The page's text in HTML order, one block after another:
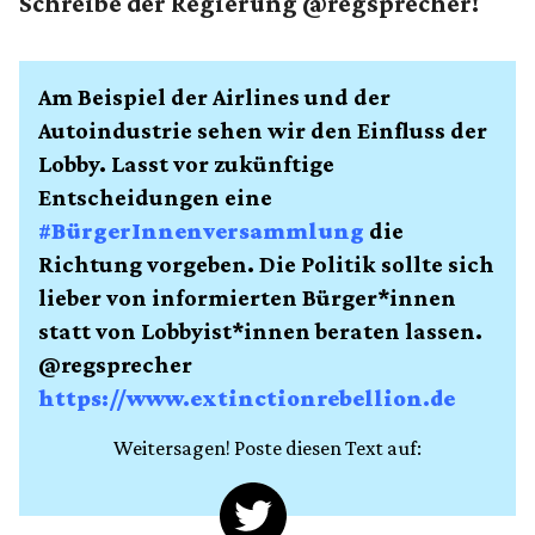
Am Beispiel der Airlines und der
Autoindustrie sehen wir den Einfluss der
Lobby. Lasst vor zukünftige
Entscheidungen eine
#BürgerInnenversammlung die
Richtung vorgeben. Die Politik sollte sich
lieber von informierten Bürger*innen
statt von Lobbyist*innen beraten lassen.
@regsprecher
https://www.extinctionrebellion.de
Weitersagen! Poste diesen Text auf: